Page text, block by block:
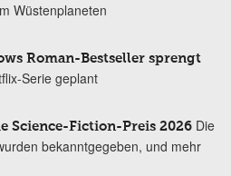
Wüstenplaneten
Roman-Bestseller sprengt
Serie geplant
Science-Fiction-Preis 2026 Die
bekanntgegeben, und mehr